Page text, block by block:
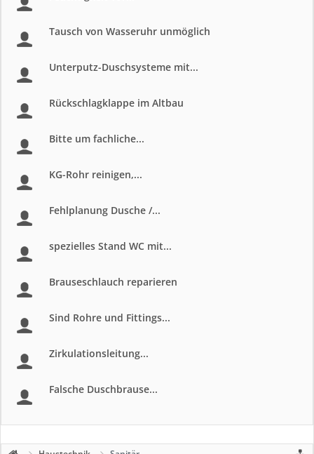
Tausch von Wasseruhr unmöglich
Unterputz-Duschsysteme mit...
Rückschlagklappe im Altbau
Bitte um fachliche...
KG-Rohr reinigen,...
Fehlplanung Dusche /...
spezielles Stand WC mit...
Brauseschlauch reparieren
Sind Rohre und Fittings...
Zirkulationsleitung...
Falsche Duschbrause...